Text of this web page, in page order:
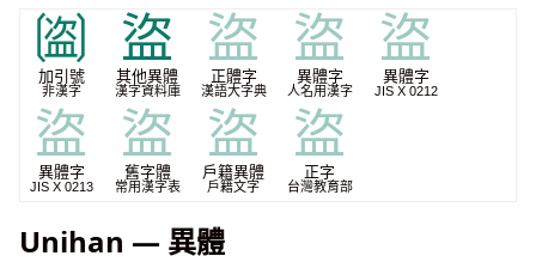
🉆
加引號
非漢字
盜
其他異體
漢字資料庫
盜
正體字
漢語大字典
盜
異體字
人名用漢字
盜
異體字
JIS X 0212
盜
異體字
JIS X 0213
盜
舊字體
常用漢字表
盜
戶籍異體
戶籍文字
盜
正字
台灣教育部
Unihan — 異體